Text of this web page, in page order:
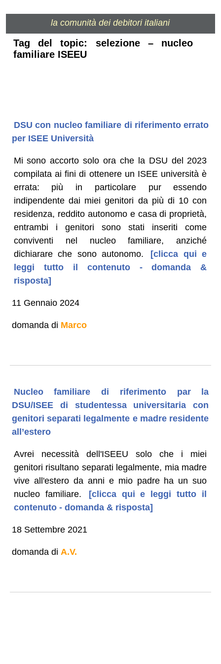
la comunità dei debitori italiani
Tag del topic: selezione – nucleo
familiare ISEEU
DSU con nucleo familiare di riferimento errato
per ISEE Università
Mi sono accorto solo ora che la DSU del 2023
compilata ai fini di ottenere un ISEE università è
errata: più in particolare pur essendo
indipendente dai miei genitori da più di 10 con
residenza, reddito autonomo e casa di proprietà,
entrambi i genitori sono stati inseriti come
conviventi nel nucleo familiare, anziché
dichiarare che sono autonomo.
[clicca qui e
leggi tutto il contenuto - domanda &
risposta]
11 Gennaio 2024
domanda di Marco
Nucleo familiare di riferimento par la
DSU/ISEE di studentessa universitaria con
genitori separati legalmente e madre residente
all’estero
Avrei necessità dell'ISEEU solo che i miei
genitori risultano separati legalmente, mia madre
vive all'estero da anni e mio padre ha un suo
nucleo familiare.
[clicca qui e leggi tutto il
contenuto - domanda & risposta]
18 Settembre 2021
domanda di A.V.